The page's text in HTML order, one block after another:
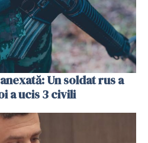
Un soldat rus a
a ucis 3 civili